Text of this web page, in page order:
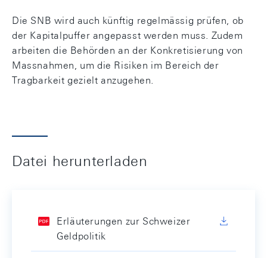
Die SNB wird auch künftig regelmässig prüfen, ob
der Kapitalpuffer angepasst werden muss. Zudem
arbeiten die Behörden an der Konkretisierung von
Massnahmen, um die Risiken im Bereich der
Tragbarkeit gezielt anzugehen.
Datei herunterladen
Erläuterungen zur Schweizer
Geldpolitik